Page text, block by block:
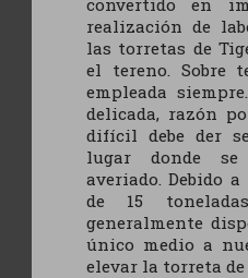
realización de
las torretas de
el tereno. Sobre
empleada
delicada, razón
difícil debe der
lugar donde
averiado. Debido
de 15
generalmente
único medio a
elevar la torreta de